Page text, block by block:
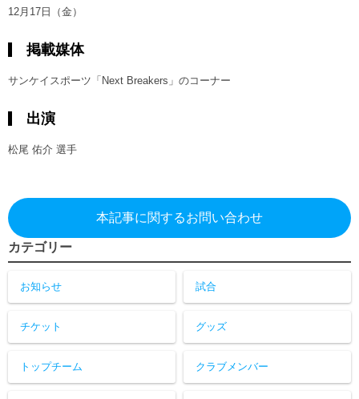
12月17日（金）
掲載媒体
サンケイスポーツ「Next Breakers」のコーナー
出演
松尾 佑介 選手
本記事に関するお問い合わせ
カテゴリー
お知らせ 試合
チケット グッズ
トップチーム クラブメンバー